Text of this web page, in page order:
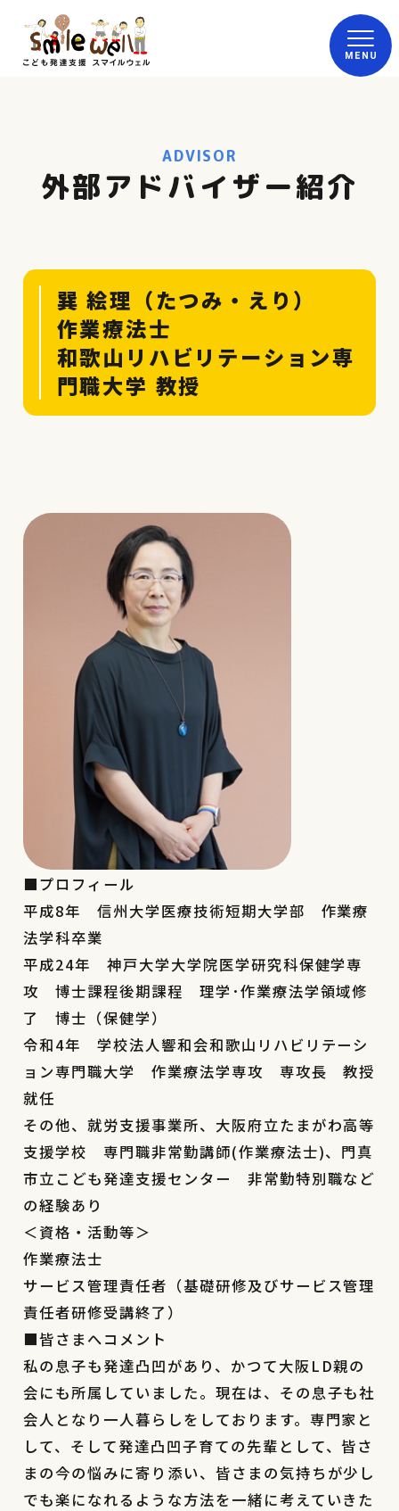
ADVISOR
外部アドバイザー紹介
巽 絵理（たつみ・えり）
作業療法士
和歌山リハビリテーション専
門職大学 教授
■プロフィール
平成8年 信州大学医療技術短期大学部 作業療
法学科卒業
平成24年 神戸大学大学院医学研究科保健学専
攻 博士課程後期課程 理学･作業療法学領域修
了 博士（保健学）
令和4年 学校法人響和会和歌山リハビリテーシ
ョン専門職大学 作業療法学専攻 専攻長 教授
就任
その他、就労支援事業所、大阪府立たまがわ高等
支援学校 専門職非常勤講師(作業療法士)、門真
市立こども発達支援センター 非常勤特別職など
の経験あり
＜資格・活動等＞
作業療法士
サービス管理責任者（基礎研修及びサービス管理
責任者研修受講終了）
■皆さまへコメント
私の息子も発達凸凹があり、かつて大阪LD親の
会にも所属していました。現在は、その息子も社
会人となり一人暮らしをしております。専門家と
して、そして発達凸凹子育ての先輩として、皆さ
まの今の悩みに寄り添い、皆さまの気持ちが少し
でも楽になれるような方法を一緒に考えていきた